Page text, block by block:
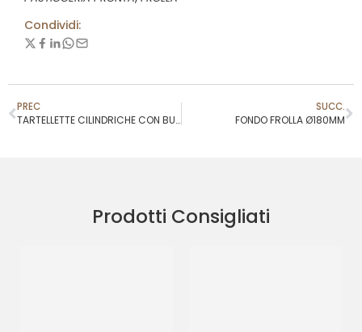
Condividi:
PREC
TARTELLETTE CILINDRICHE CON BURRO Ø65
SUCC.
FONDO FROLLA Ø180MM
Prodotti Consigliati